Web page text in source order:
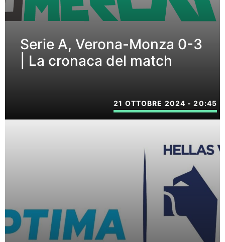
Serie A, Verona-Monza 0-3
| La cronaca del match
21 OTTOBRE 2024 - 20:45